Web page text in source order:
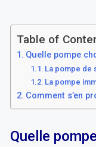
Table of
Quelle pompe
La pompe de
La pompe
Comment s’en
Quelle